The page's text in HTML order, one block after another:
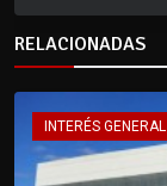
RELACIONADAS
INTERÉS GENERAL